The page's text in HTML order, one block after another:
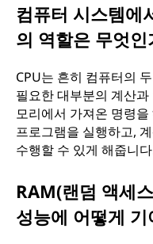
컴퓨터 시스템에
의 역할은 무엇인
CPU는 흔히 컴퓨터의
필요한 대부분의 계산
모리에서 가져온 명령
프로그램을 실행하고,
수행할 수 있게 해줍니
RAM(랜덤 액세
성능에 어떻게 기